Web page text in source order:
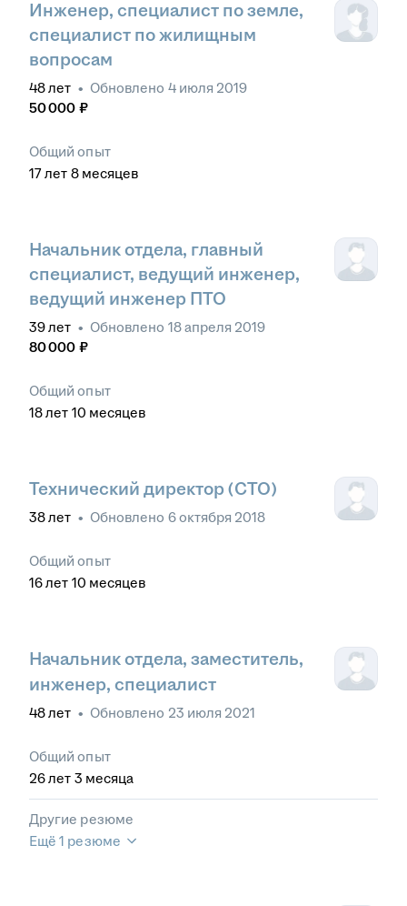
Инженер, специалист по земле,
специалист по жилищным
вопросам
48лет • Обновлено 4 июля 2019
50 000 ₽
Общий опыт
17лет 8 месяцев
Начальник отдела, главный
специалист, ведущий инженер,
ведущий инженер ПТО
39лет • Обновлено 18 апреля 2019
80 000 ₽
Общий опыт
18лет 10 месяцев
Технический директор (CTO)
38лет • Обновлено 6 октября 2018
Общий опыт
16лет 10 месяцев
Начальник отдела, заместитель,
инженер, специалист
48лет • Обновлено 23 июля 2021
Общий опыт
26лет 3 месяца
Другие резюме
Ещё 1 резюме